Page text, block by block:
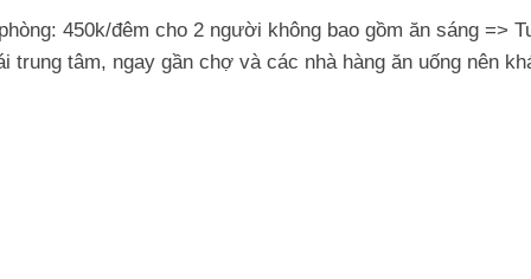
450k/đêm cho 2 người không bao gồm ăn sáng =>
tâm, ngay gần chợ và các nhà hàng ăn uống nên